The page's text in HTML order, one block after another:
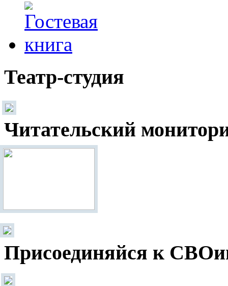
Театр-студия
Читательский
Присоединяйся к